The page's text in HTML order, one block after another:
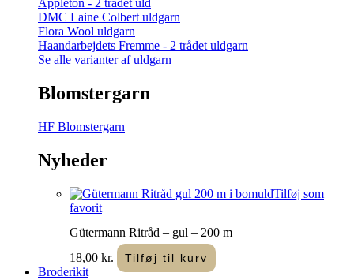
Appleton - 2 trådet uld
DMC Laine Colbert uldgarn
Flora Wool uldgarn
Haandarbejdets Fremme - 2 trådet uldgarn
Se alle varianter af uldgarn
Blomstergarn
HF Blomstergarn
Nyheder
Tilføj som
favorit
Gütermann Ritråd – gul – 200 m
18,00 kr. Tilføj til kurv
Broderikit